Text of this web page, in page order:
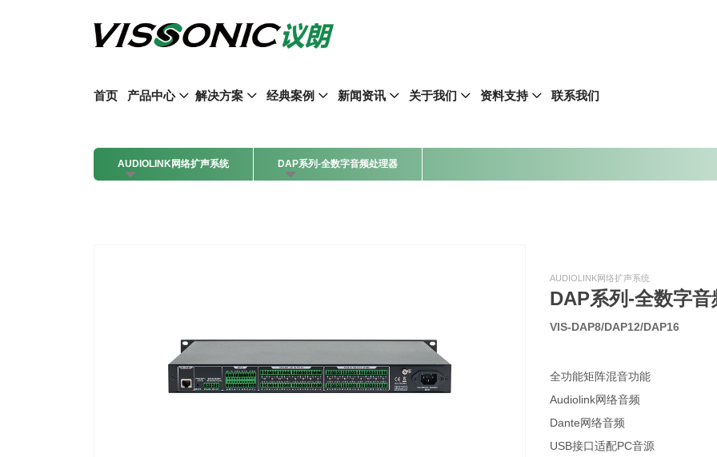
首页 产品中心 解决方案 经典案例 新闻资讯 关于我们 资料支持 联系我们
AUDIOLINK网络扩声系统 DAP系列-全数字音频处理器
AUDIOLINK网络扩声系统
DAP系列-全数字音
VIS-DAP8/DAP12/DAP16
全功能矩阵混音功能
Audiolink网络音频
Dante网络音频
USB接口适配PC音源